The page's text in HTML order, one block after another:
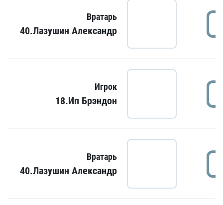
Вратарь
40.Лазушин Александр
Игрок
18.Ип Брэндон
Вратарь
40.Лазушин Александр